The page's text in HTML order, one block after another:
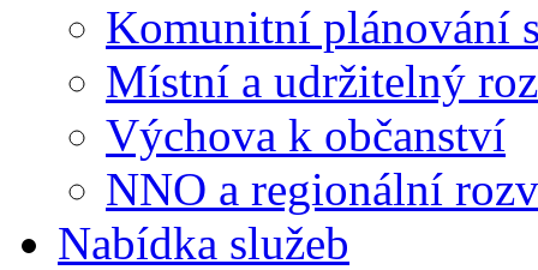
Komunitní plánování
Místní a udržitelný
Výchova k občanství
NNO a regionální
Nabídka služeb